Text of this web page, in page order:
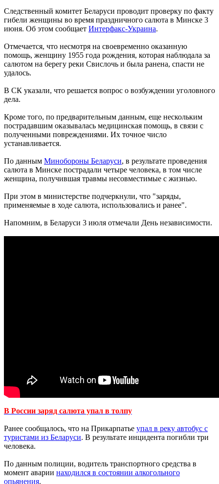
Следственный комитет Беларуси проводит проверку по факту
гибели женщины во время праздничного салюта в Минске 3
июня. Об этом сообщает Интерфакс-Украина.
Отмечается, что несмотря на своевременно оказанную
помощь, женщину 1955 года рождения, которая наблюдала за
салютом на берегу реки Свислочь и была ранена, спасти не
удалось.
В СК указали, что решается вопрос о возбуждении уголовного
дела.
Кроме того, по предварительным данным, еще нескольким
пострадавшим оказывалась медицинская помощь, в связи с
полученными повреждениями. Их точное число
устанавливается.
По данным Минобороны Беларуси, в результате проведения
салюта в Минске пострадали четыре человека, в том числе
женщина, получившая травмы несовместимые с жизнью.
При этом в министерстве подчеркнули, что "заряды,
применяемые в ходе салюта, использовались и ранее".
Напомним, в Беларуси 3 июля отмечали День независимости.
В России заряд салюта упал в толпу
Ранее сообщалось, что на Прикарпатье упал в реку автобус с
туристами из Беларуси. В результате инцидента погибли три
человека.
По данным полиции, водитель транспортного средства в
момент аварии находился в состоянии алкогольного
опьянения.